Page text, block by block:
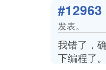
#12963
发表。
我错了，
下编程了